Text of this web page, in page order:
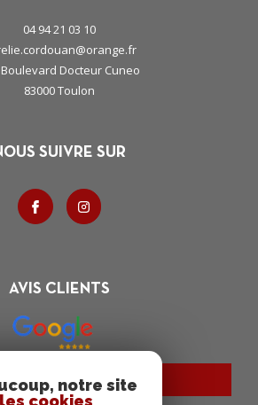
04 94 21 03 10
Boulevard Docteur Cuneo
83000
toulon
SUIVRE SUR
AVIS CLIENTS
Charte RGPDnotre site
cookies